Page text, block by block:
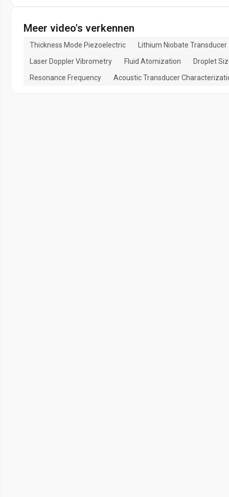
Meer video's verkennen
Thickness Mode Piezoelectric
Lithium Niobate Transducer
Laser Doppler Vibrometry
Fluid Atomization
Droplet
Resonance Frequency
Acoustic Transducer